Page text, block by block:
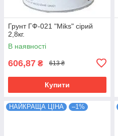
Грунт ГФ-021 "Miks" сірий
2,8кг.
В наявності
606,87 ₴ 613 ₴
Купити
НАЙКРАЩА ЦІНА –1%